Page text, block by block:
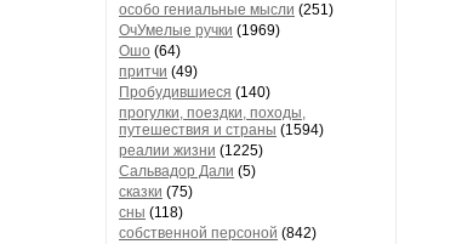
особо гениальные мысли (251)
ОчУмелые ручки (1969)
Ошо (64)
притчи (49)
Пробудившиеся (140)
прогулки, поездки, походы,
путешествия и страны (1594)
реалии жизни (1225)
Сальвадор Дали (5)
сказки (75)
сны (118)
собственной персоной (842)